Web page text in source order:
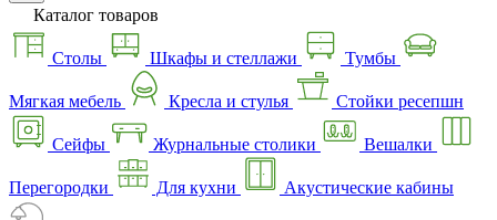
Каталог товаров
Столы Шкафы и стеллажи Тумбы
Мягкая мебель Кресла и стулья Стойки ресепшн
Сейфы Журнальные столики Вешалки
Перегородки Для кухни Акустические кабины